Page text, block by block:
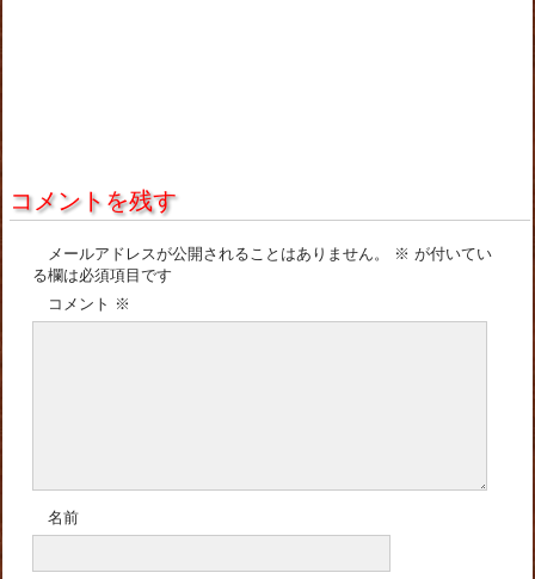
コメントを残す
メールアドレスが公開されることはありません。 ※ が付いてい
る欄は必須項目です
コメント ※
名前